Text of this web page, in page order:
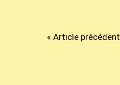
« Article précédent